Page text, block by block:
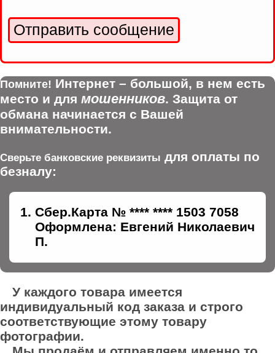
Помните! Интернет – большой, в нем есть
место и для мошенников. Защита от
обмана начинается с Вашей
внимательности.
Сверьте банковские реквизиты для оплаты по
безналу:
Сбер.Карта № **** **** 1503 7058
Оформлена: Евгений Николаевич
П.
У каждого товара имеется
индивидуальный код заказа и строго
соответствующие этому товару
фотографии.